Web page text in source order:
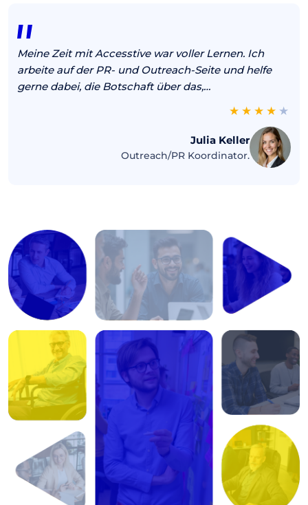
Meine Zeit mit Accesstive war voller Lernen. Ich
arbeite auf der PR- und Outreach-Seite und helfe
gerne dabei, die Botschaft über das,…
Julia Keller
Outreach/PR Koordinator.